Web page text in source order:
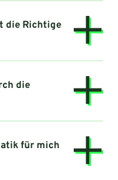
die Richtige
die
für mich